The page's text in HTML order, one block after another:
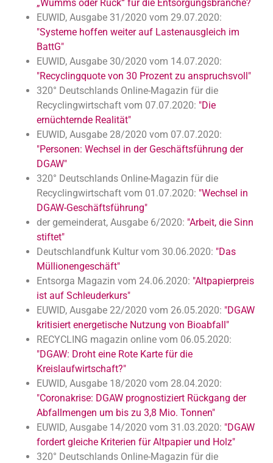
„Wumms oder Ruck“ für die Entsorgungsbranche?
EUWID, Ausgabe 31/2020 vom 29.07.2020:
"Systeme hoffen weiter auf Lastenausgleich im
BattG"
EUWID, Ausgabe 30/2020 vom 14.07.2020:
"Recyclingquote von 30 Prozent zu anspruchsvoll"
320° Deutschlands Online-Magazin für die
Recyclingwirtschaft vom 07.07.2020: "Die
ernüchternde Realität"
EUWID, Ausgabe 28/2020 vom 07.07.2020:
"Personen: Wechsel in der Geschäftsführung der
DGAW"
320° Deutschlands Online-Magazin für die
Recyclingwirtschaft vom 01.07.2020: "Wechsel in
DGAW-Geschäftsführung"
der gemeinderat, Ausgabe 6/2020: "Arbeit, die Sinn
stiftet"
Deutschlandfunk Kultur vom 30.06.2020: "Das
Müllionengeschäft"
Entsorga Magazin vom 24.06.2020: "Altpapierpreis
ist auf Schleuderkurs"
EUWID, Ausgabe 22/2020 vom 26.05.2020: "DGAW
kritisiert energetische Nutzung von Bioabfall"
RECYCLING magazin online vom 06.05.2020:
"DGAW: Droht eine Rote Karte für die
Kreislaufwirtschaft?"
EUWID, Ausgabe 18/2020 vom 28.04.2020:
"Coronakrise: DGAW prognostiziert Rückgang der
Abfallmengen um bis zu 3,8 Mio. Tonnen"
EUWID, Ausgabe 14/2020 vom 31.03.2020: "DGAW
fordert gleiche Kriterien für Altpapier und Holz"
320° Deutschlands Online-Magazin für die